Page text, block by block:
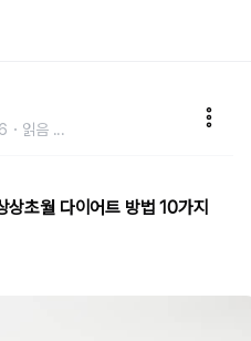
읽음 ...
초월 다이어트 방법 10가지